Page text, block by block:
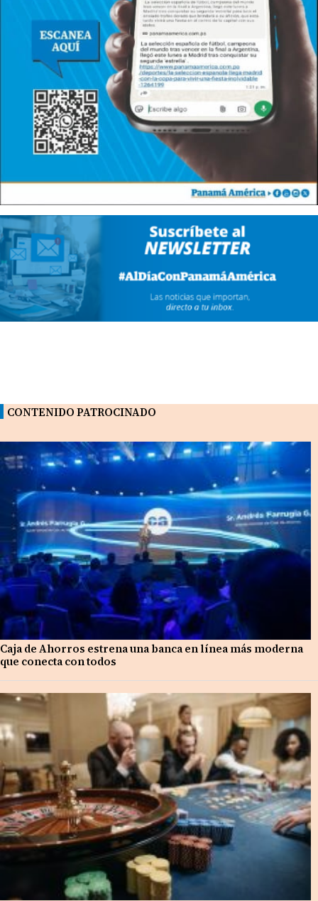
CONTENIDO PATROCINADO
Caja de Ahorros estrena una banca en línea más moderna
que conecta con todos